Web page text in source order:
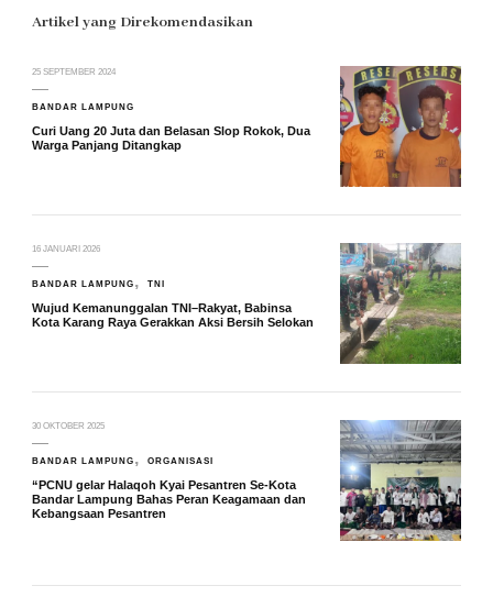
Artikel yang Direkomendasikan
25 SEPTEMBER 2024
BANDAR LAMPUNG
Curi Uang 20 Juta dan Belasan Slop Rokok, Dua
Warga Panjang Ditangkap
16 JANUARI 2026
BANDAR LAMPUNG TNI
Wujud Kemanunggalan TNI–Rakyat, Babinsa
Kota Karang Raya Gerakkan Aksi Bersih Selokan
30 OKTOBER 2025
BANDAR LAMPUNG ORGANISASI
“PCNU gelar Halaqoh Kyai Pesantren Se-Kota
Bandar Lampung Bahas Peran Keagamaan dan
Kebangsaan Pesantren